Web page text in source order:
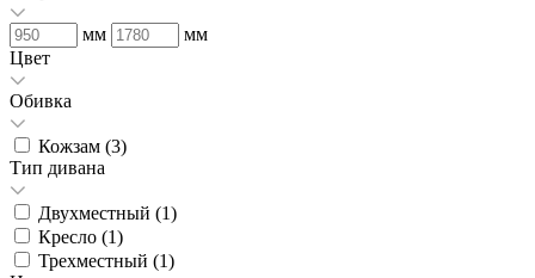
мм
мм
Цвет
Обивка
Кожзам (3)
Тип дивана
Двухместный (1)
Кресло (1)
Трехместный (1)